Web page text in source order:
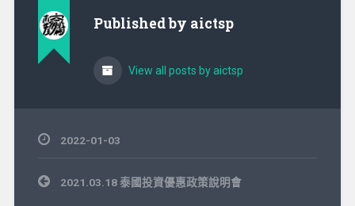
Published by aictsp
View all posts by aictsp
2022-01-03
文
章
2021.03.18 泰國投資優惠政策說明會